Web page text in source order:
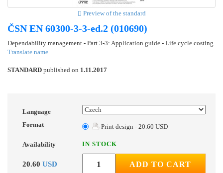
Preview of the standard
ČSN EN 60300-3-3-ed.2 (010690)
Dependability management - Part 3-3: Application guide - Life cycle costing
Translate name
STANDARD published on 1.11.2017
Language
Format
Print design - 20.60 USD
Availability IN STOCK
20.60 USD ADD TO CART